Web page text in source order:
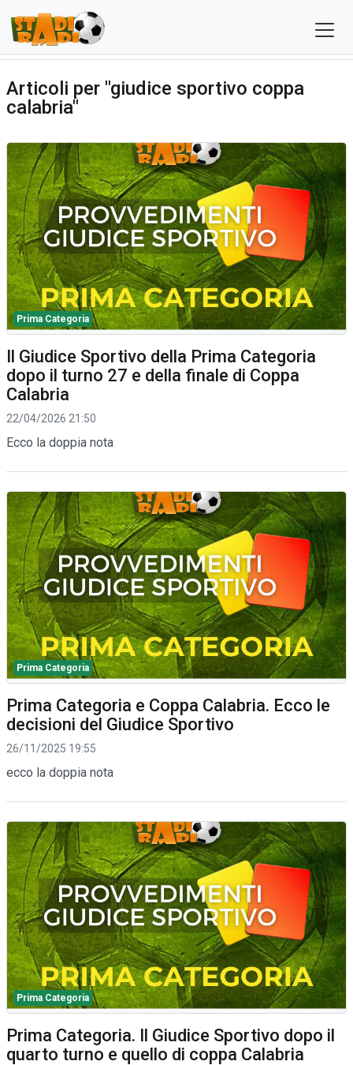
Articoli per "giudice sportivo coppa
calabria"
Prima Categoria
Il Giudice Sportivo della Prima Categoria
dopo il turno 27 e della finale di Coppa
Calabria
22/04/2026 21:50
Ecco la doppia nota
Prima Categoria
Prima Categoria e Coppa Calabria. Ecco le
decisioni del Giudice Sportivo
26/11/2025 19:55
ecco la doppia nota
Prima Categoria
Prima Categoria. Il Giudice Sportivo dopo il
quarto turno e quello di coppa Calabria